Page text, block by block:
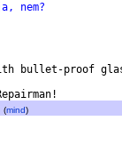
nem?
with bullet-proof
(mind)